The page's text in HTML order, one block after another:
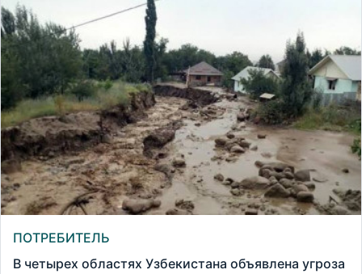
ПОТРЕБИТЕЛЬ
В четырех областях Узбекистана объявлена угроза